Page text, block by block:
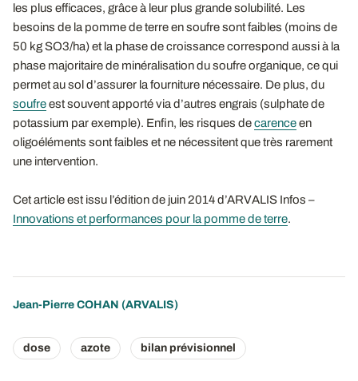
les plus efficaces, grâce à leur plus grande solubilité. Les
besoins de la pomme de terre en soufre sont faibles (moins de
50 kg SO3/ha) et la phase de croissance correspond aussi à la
phase majoritaire de minéralisation du soufre organique, ce qui
permet au sol d’assurer la fourniture nécessaire. De plus, du
soufreest souvent apporté via d’autres engrais (sulphate de
potassium par exemple). Enfin, les risques decarenceen
oligoéléments sont faibles et ne nécessitent que très rarement
une intervention.
Cet article est issu l’édition de juin 2014 d’ARVALIS Infos –
Innovations et performances pour la pomme de terre.
Jean-Pierre COHAN (ARVALIS)
dose azote bilan prévisionnel